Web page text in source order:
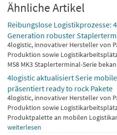
Ähnliche Artikel
Reibungslose Logistikprozesse:
Generation robuster
4logistic, innovativer Hersteller von
Produktion sowie
MS8 MK3 Staplerterminal-Serie
4logistic aktualisiert Serie
präsentiert ready to rock Pakete
4logistic, innovativer Hersteller von
Produktion sowie
Produktpalette an mobilen
weiterlesen